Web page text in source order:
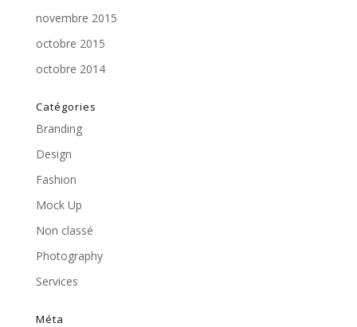
novembre 2015
octobre 2015
octobre 2014
Catégories
Branding
Design
Fashion
Mock Up
Non classé
Photography
Services
Méta